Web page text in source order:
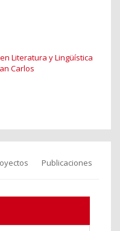
Literatura y Lingüística
Carlos
Publicaciones